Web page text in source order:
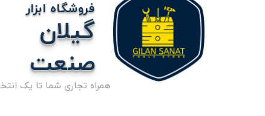
گیلان
صنعت
فروشگاه ابزار
همراه تجاری شما تا یک